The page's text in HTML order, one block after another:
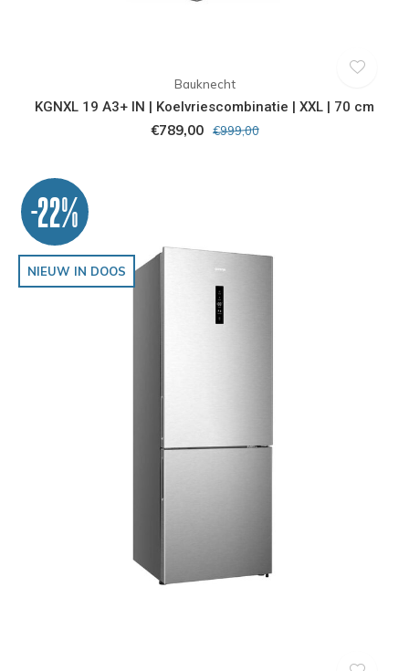
Bauknecht
KGNXL 19 A3+ IN | Koelvriescombinatie | XXL | 70 cm
€789,00 €999,00
-22%
NIEUW IN DOOS